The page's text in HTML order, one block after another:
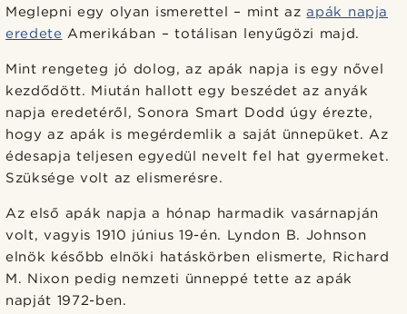
Meglepni egy olyan ismerettel – mint azapák napja
eredete Amerikában – totálisan lenyűgözi majd.
Mint rengeteg jó dolog, az apák napja is egy nővel
kezdődött. Miután hallott egy beszédet az anyák
napja eredetéről, Sonora Smart Dodd úgy érezte,
hogy az apák is megérdemlik a saját ünnepüket. Az
édesapja teljesen egyedül nevelt fel hat gyermeket.
Szüksége volt az elismerésre.
Az első apák napja a hónap harmadik vasárnapján
volt, vagyis 1910 június 19-én. Lyndon B. Johnson
elnök később elnöki hatáskörben elismerte, Richard
M. Nixon pedig nemzeti ünneppé tette az apák
napját 1972-ben.